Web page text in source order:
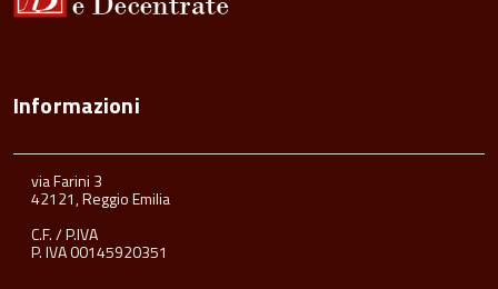
Informazioni
via Farini 3
42121, Reggio Emilia
C.F. / P.IVA
P. IVA 00145920351